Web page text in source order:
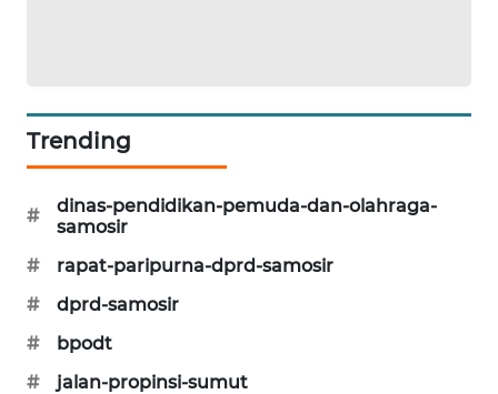
Trending
#
dinas-pendidikan-pemuda-dan-olahraga-
samosir
#
rapat-paripurna-dprd-samosir
#
dprd-samosir
#
bpodt
#
jalan-propinsi-sumut
NEWS
NEWS
AKHLAK
PERAPKI
NEWS